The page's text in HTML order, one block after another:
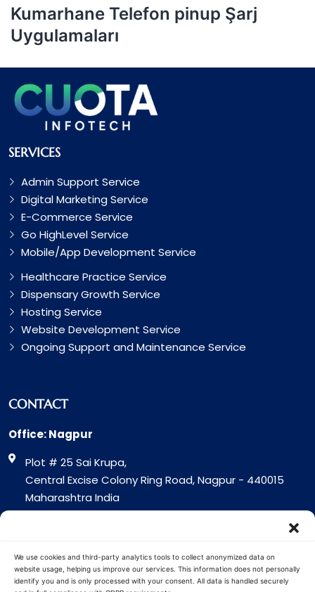
We use cookies and third-party analytics tools to collect anonymized data on
website usage, helping us improve our services. This information does not personally
identify you and is only processed with your consent. All data is handled securely
Kumarhane Telefon pinup Şarj
Uygulamaları
SERVICES
Admin Support Service
Digital Marketing Service
E-Commerce Service
Go HighLevel Service
Mobile/App Development Service
Healthcare Practice Service
Dispensary Growth Service
Hosting Service
Website Development Service
Ongoing Support and Maintenance Service
CONTACT
Office: Nagpur
Plot # 25 Sai Krupa,
Central Excise Colony Ring Road, Nagpur - 440015
Maharashtra India
317 Green Plaza Motha Varacha, Near VIP Circle
Surat - 394101
Gujrat India